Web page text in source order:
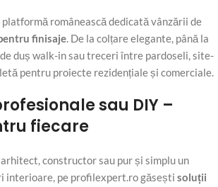
românească dedicată vânzării de
finisaje. De la colțare elegante, până la
duș walk-in sau treceri între pardoseli, site-
pentru proiecte rezidențiale și comerciale.
sau DIY –
fiecare
constructor sau pur și simplu un
interioare, pe profilexpert.ro găsești soluții